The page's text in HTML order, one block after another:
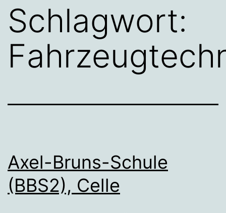
Schlagwort:
Axel-Bruns-Schule
(BBS2), Celle